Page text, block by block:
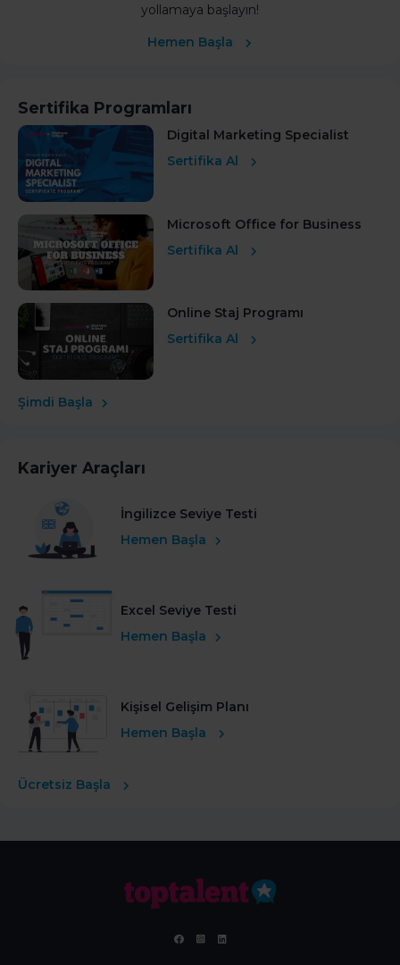
yollamaya başlayın!
Hemen Başla
Sertifika Programları
Digital Marketing Specialist
Sertifika Al
Microsoft Office for Business
Sertifika Al
Online Staj Programı
Sertifika Al
Şimdi Başla
Kariyer Araçları
İngilizce Seviye Testi
Hemen Başla
Excel Seviye Testi
Hemen Başla
Kişisel Gelişim Planı
Hemen Başla
Ücretsiz Başla